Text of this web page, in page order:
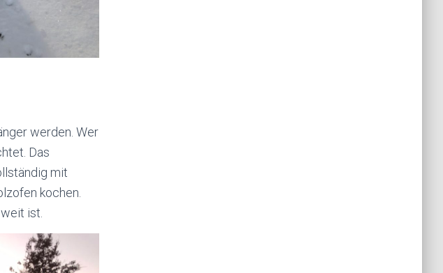
werden. Wer
Das
mit
kochen.
ist.